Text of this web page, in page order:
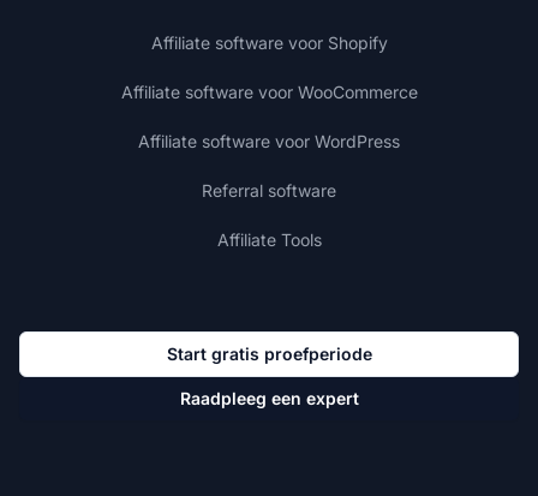
Affiliate software voor Shopify
Affiliate software voor WooCommerce
Affiliate software voor WordPress
Referral software
Affiliate Tools
Start gratis proefperiode
Raadpleeg een expert